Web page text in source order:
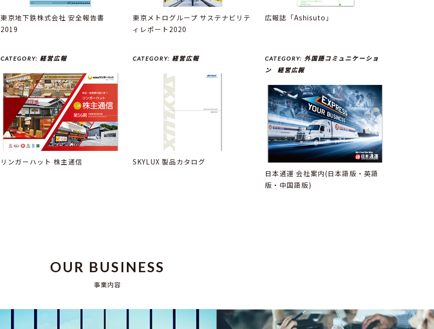
東京地下鉄株式会社 安全報告書
2019
東京メトログループ サステナビリテ
ィレポート2020
広報誌「Ashisuto」
CATEGORY:経営広報
リンガーハット 株主通信
CATEGORY:経営広報
SKYLUX 製品カタログ
CATEGORY: 外国語コミュニケーショ
ン
経営広報
日本通運 会社案内(日本語版・英語
版・中国語版)
OUR BUSINESS
事業内容